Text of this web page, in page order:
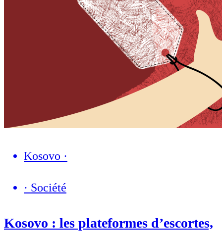
Kosovo ·
· Société
Kosovo : les plateformes d’escortes,